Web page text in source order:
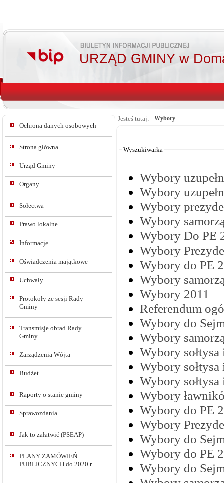
URZĄD GMINY w
Ochrona danych osobowych
Strona główna
Urząd Gminy
Organy
Sołectwa
Prawo lokalne
Informacje
Oświadczenia majątkowe
Uchwały
Protokoły ze sesji Rady
Gminy
Transmisje obrad Rady
Gminy
Zarządzenia Wójta
Budżet
Raporty o stanie gminy
Sprawozdania
Jak to załatwić (PSEAP)
PLANY ZAMÓWIEŃ
PUBLICZNYCH do 2020 r
Jesteś tutaj: Wybory
Wyszukiwarka
Wybory
Wybory
Wybory
Wybory
Wybory Do PE
Wybory
Wybory do PE
Wybory
Wybory 2011
Referendum
Wybory do
Wybory
Wybory
Wybory
Wybory
Wybory
Wybory do PE
Wybory
Wybory do
Wybory do PE
Wybory do